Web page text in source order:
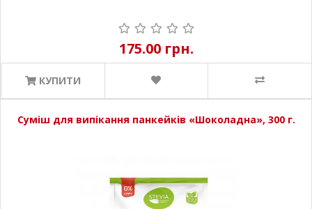
175.00 грн.
КУПИТИ
Суміш для випікання панкейків «Шоколадна», 300 г.